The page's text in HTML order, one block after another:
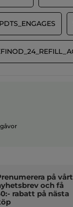
Prenumerera på vårt
och få
rabatt på nästa